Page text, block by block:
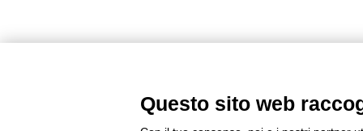
Questo sito web